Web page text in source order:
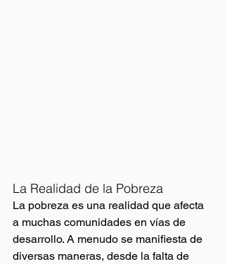
La Realidad de la Pobreza
La pobreza es una realidad que afecta
a muchas comunidades en vías de
desarrollo. A menudo se manifiesta de
diversas maneras, desde la falta de